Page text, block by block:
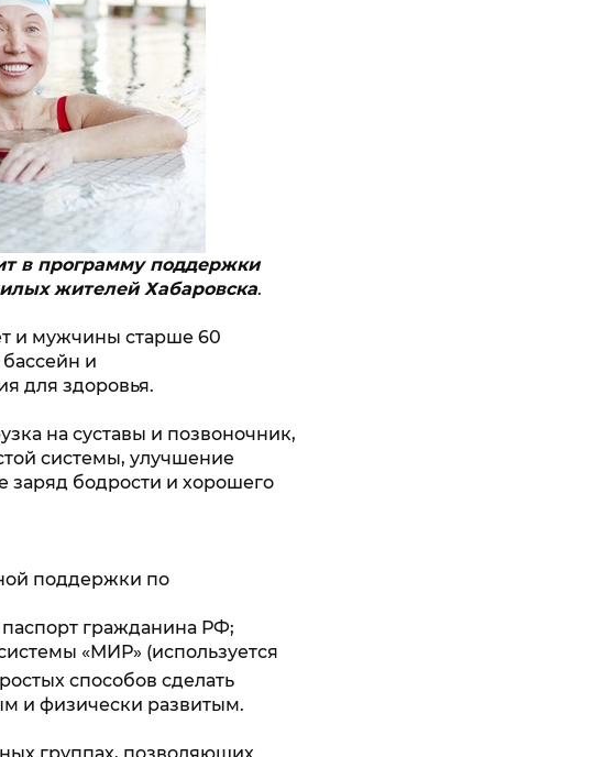
в программу поддержки
жителей Хабаровска.
и мужчины старше 60
и
для здоровья.
на суставы и позвоночник,
системы, улучшение
заряд бодрости и хорошего
поддержки по
гражданина РФ;
«МИР» (используется
программы).способов сделать
и физически развитым.